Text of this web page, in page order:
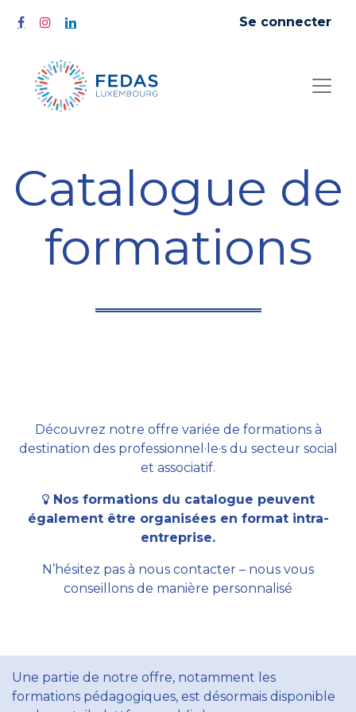
Se connecter
Catalogue de
formations
Découvrez notre offre variée de formations à
destination des professionnel·le·s du secteur social
et associatif.
Nos formations du catalogue peuvent
également être organisées en format intra-
entreprise.
N’hésitez pas à nous contacter – nous vous
conseillons de manière personnalisé
Une partie de notre offre, notamment les
formations pédagogiques, est désormais disponible